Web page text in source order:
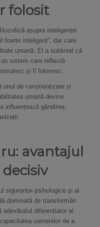
folosit
asupra inteligenței
foarte inteligent”, dar care
umană. El a subliniat că
sistem care reflectă
și îl folosesc.
unul de conștientizare și
umană devine
influențează gândirea,
avantajul
siguranței psihologice și al
dominată de transformări
diferențiator al
oamenilor de a